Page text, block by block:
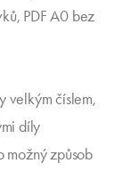
PDF A0 bez
velkým číslem,
díly
možný způsob